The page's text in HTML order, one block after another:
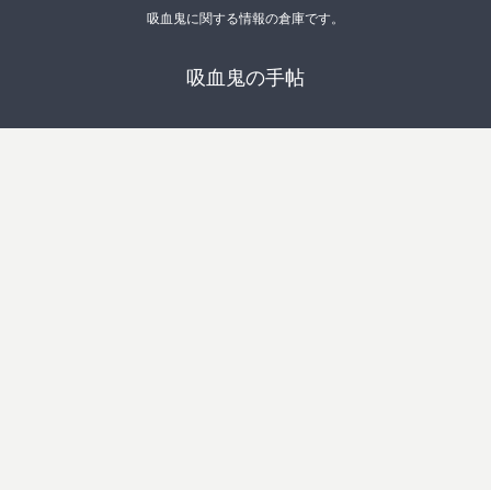
吸血鬼に関する情報の倉庫です。
吸血鬼の手帖